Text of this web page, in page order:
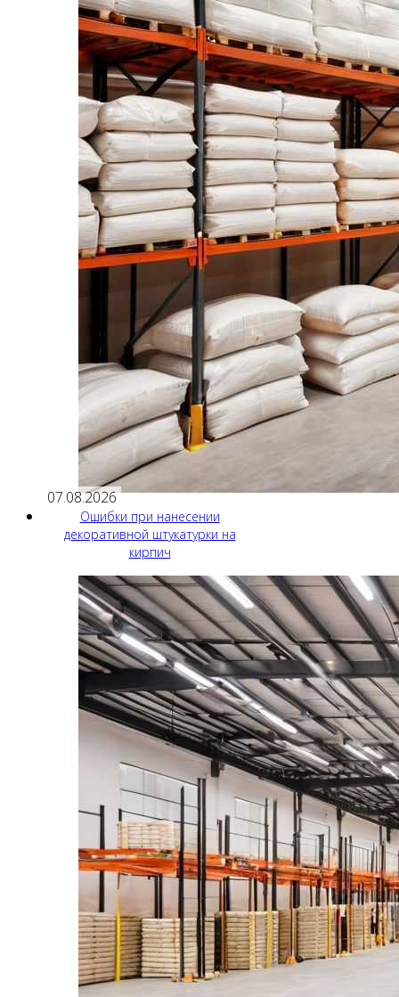
07.08.2026
Ошибки при нанесении
декоративной штукатурки на
кирпич